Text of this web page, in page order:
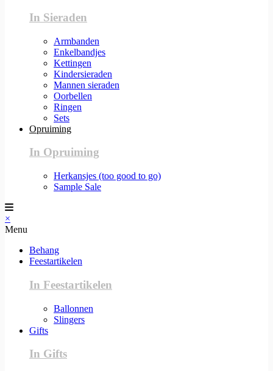
In Sieraden
Armbanden
Enkelbandjes
Kettingen
Kindersieraden
Mannen sieraden
Oorbellen
Ringen
Sets
Opruiming
In Opruiming
Herkansjes (too good to go)
Sample Sale
×
Menu
Behang
Feestartikelen
In Feestartikelen
Ballonnen
Slingers
Gifts
In Gifts